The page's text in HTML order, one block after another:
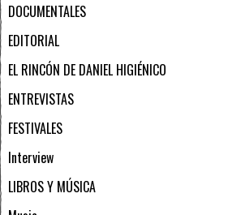
DOCUMENTALES
EDITORIAL
EL RINCÓN DE DANIEL HIGIÉNICO
ENTREVISTAS
FESTIVALES
Interview
LIBROS Y MÚSICA